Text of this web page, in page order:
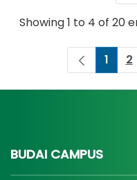
Showing 1 to 4 of 20
Page
1 2
BUDAI CAMPUS